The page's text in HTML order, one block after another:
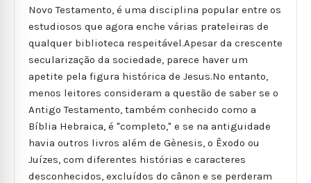
Novo Testamento, é uma disciplina popular entre os
estudiosos que agora enche várias prateleiras de
qualquer biblioteca respeitável.Apesar da crescente
secularização da sociedade, parece haver um
apetite pela figura histórica de Jesus.No entanto,
menos leitores consideram a questão de saber se o
Antigo Testamento, também conhecido como a
Bíblia Hebraica, é "completo," e se na antiguidade
havia outros livros além de Gènesis, o Êxodo ou
Juízes, com diferentes histórias e caracteres
desconhecidos, excluídos do cânon e se perderam